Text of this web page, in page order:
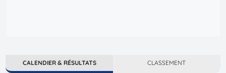
CALENDIER & RÉSULTATS CLASSEMENT